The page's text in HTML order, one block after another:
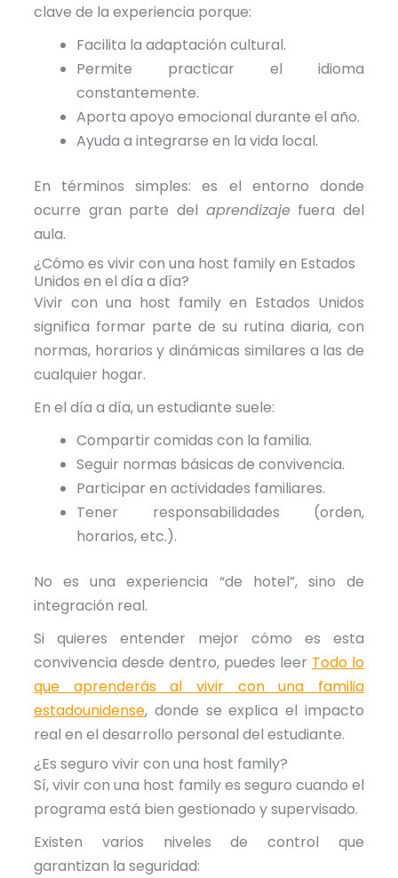
clave de la experiencia porque:
Facilita la adaptación cultural.
Permite practicar el idioma
constantemente.
Aporta apoyo emocional durante el año.
Ayuda a integrarse en la vida local.
En términos simples: es el entorno donde
ocurre gran parte del aprendizajefuera del
aula.
¿Cómo es vivir con una host family en Estados
Unidos en el día a día?
Vivir con una host family en Estados Unidos
significa formar parte de su rutina diaria, con
normas, horarios y dinámicas similares a las de
cualquier hogar.
En el día a día, un estudiante suele:
Compartir comidas con la familia.
Seguir normas básicas de convivencia.
Participar en actividades familiares.
Tener responsabilidades (orden,
horarios, etc.).
No es una experiencia “de hotel”, sino de
integración real.
Si quieres entender mejor cómo es esta
convivencia desde dentro, puedes leer Todo lo
que aprenderás al vivir con una familia
estadounidense, donde se explica el impacto
real en el desarrollo personal del estudiante.
¿Es seguro vivir con una host family?
Sí, vivir con una host family es seguro cuando el
programa está bien gestionado y supervisado.
Existen varios niveles de control que
garantizan la seguridad: